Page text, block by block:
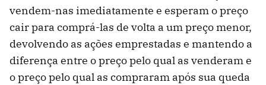
vendem-nas imediatamente e esperam o preço
cair para comprá-las de volta a um preço menor,
devolvendo as ações emprestadas e mantendo a
diferença entre o preço pelo qual as venderam e
o preço pelo qual as compraram após sua queda